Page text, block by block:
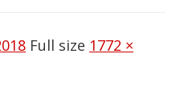
Full size 1772 ×